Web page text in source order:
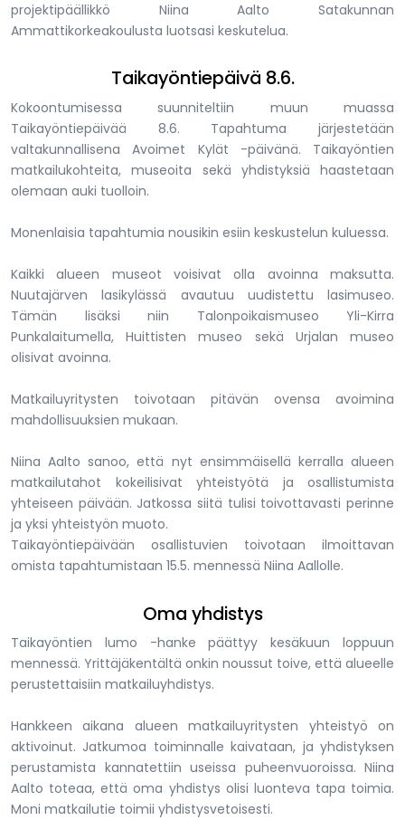
projektipäällikkö Niina Aalto Satakunnan
Ammattikorkeakoulusta luotsasi keskutelua.
Taikayöntiepäivä 8.6.
Kokoontumisessa suunniteltiin muun muassa
Taikayöntiepäivää 8.6. Tapahtuma järjestetään
valtakunnallisena Avoimet Kylät -päivänä. Taikayöntien
matkailukohteita, museoita sekä yhdistyksiä haastetaan
olemaan auki tuolloin.
Monenlaisia tapahtumia nousikin esiin keskustelun kuluessa.
Kaikki alueen museot voisivat olla avoinna maksutta.
Nuutajärven lasikylässä avautuu uudistettu lasimuseo.
Tämän lisäksi niin Talonpoikaismuseo Yli-Kirra
Punkalaitumella, Huittisten museo sekä Urjalan museo
olisivat avoinna.
Matkailuyritysten toivotaan pitävän ovensa avoimina
mahdollisuuksien mukaan.
Niina Aalto sanoo, että nyt ensimmäisellä kerralla alueen
matkailutahot kokeilisivat yhteistyötä ja osallistumista
yhteiseen päivään. Jatkossa siitä tulisi toivottavasti perinne
ja yksi yhteistyön muoto.
Taikayöntiepäivään osallistuvien toivotaan ilmoittavan
omista tapahtumistaan 15.5. mennessä Niina Aallolle.
Oma yhdistys
Taikayöntien lumo -hanke päättyy kesäkuun loppuun
mennessä. Yrittäjäkentältä onkin noussut toive, että alueelle
perustettaisiin matkailuyhdistys.
Hankkeen aikana alueen matkailuyritysten yhteistyö on
aktivoinut. Jatkumoa toiminnalle kaivataan, ja yhdistyksen
perustamista kannatettiin useissa puheenvuoroissa. Niina
Aalto toteaa, että oma yhdistys olisi luonteva tapa toimia.
Moni matkailutie toimii yhdistysvetoisesti.